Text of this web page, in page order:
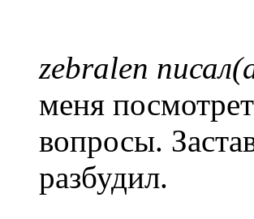
zebralen
меня
вопросы.
разбудил.